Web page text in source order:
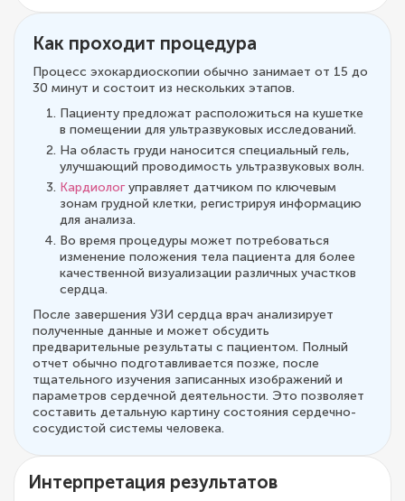
Как проходит процедура
Процесс эхокардиоскопии обычно занимает от 15 до
30 минут и состоит из нескольких этапов.
Пациенту предложат расположиться на кушетке
в помещении для ультразвуковых исследований.
На область груди наносится специальный гель,
улучшающий проводимость ультразвуковых волн.
Кардиологуправляет датчиком по ключевым
зонам грудной клетки, регистрируя информацию
для анализа.
Во время процедуры может потребоваться
изменение положения тела пациента для более
качественной визуализации различных участков
сердца.
После завершения УЗИ сердца врач анализирует
полученные данные и может обсудить
предварительные результаты с пациентом. Полный
отчет обычно подготавливается позже, после
тщательного изучения записанных изображений и
параметров сердечной деятельности. Это позволяет
составить детальную картину состояния сердечно-
сосудистой системы человека.
Интерпретация результатов